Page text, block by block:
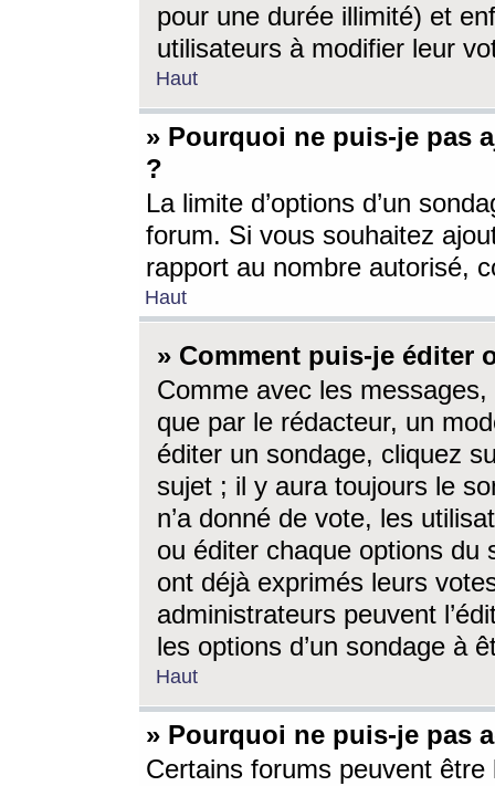
pour une durée illimité) et
utilisateurs à modifier leur
Haut
» Pourquoi ne puis-je pas
?
La limite d’options d’un
forum. Si vous souhaitez
rapport au nombre autorisé,
Haut
» Comment puis-je éditer
Comme avec les
que par le rédacteur, un
éditer un sondage, cliquez
sujet ; il y aura toujours le
n’a donné de vote, les
ou éditer chaque options du
ont déjà exprimés leurs
administrateurs peuvent
les options d’un sondage à
Haut
» Pourquoi ne puis-je pas
Certains forums peuvent être